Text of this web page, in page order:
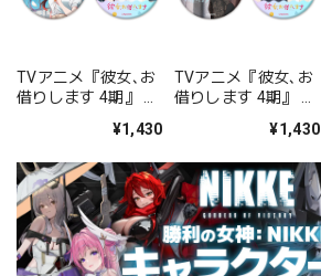
TVアニメ『彼女､お
借りします 4期』 オ
セット 水原千鶴¥1,430
TVアニメ『彼女､お
借りします 4期』 オ
セット 七海麻美¥1,430